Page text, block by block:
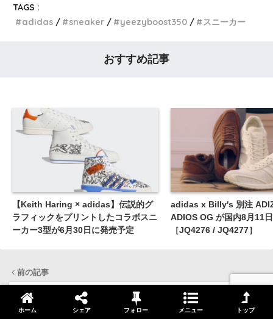
TAGS :
adidas
sneaker yeezyboost350 スニーカー
おすすめ記事
【Keith Haring × adidas】伝説的グ
ラフィックをプリントしたコラボスニ
ーカー3型が6月30日に発売予定
adidas x Billy's 別注
ADIOS OG が国内8月11
［JQ4276 / JQ4277］
前の記事
【adidas】YEEZY BOOST 700 “BRIGHT…
ホーム シェア フォロー メニュー トップ